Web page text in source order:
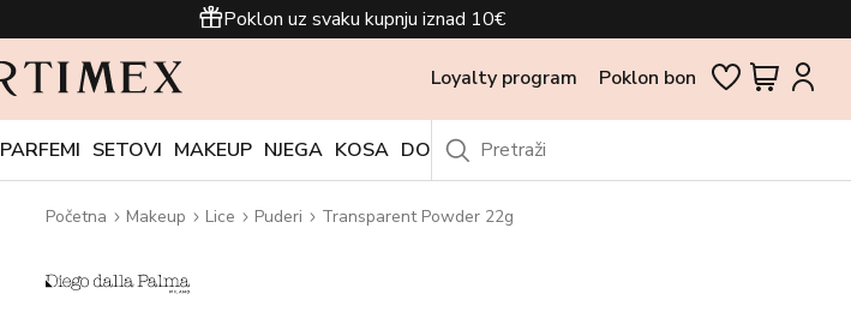
Poklon uz svaku kupnju iznad 10€
Loyalty program Poklon bon
PARFEMI SETOVI MAKEUP NJEGA KOSA DODACI OUTLET
Početna Makeup Lice Puderi Transparent Powder 22g